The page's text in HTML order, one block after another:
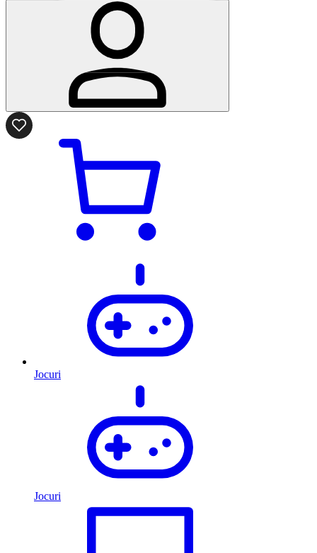
Jocuri
Jocuri